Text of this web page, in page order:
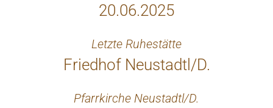
20.06.2025
Letzte Ruhestätte
Friedhof Neustadtl/D.
Pfarrkirche Neustadtl/D.